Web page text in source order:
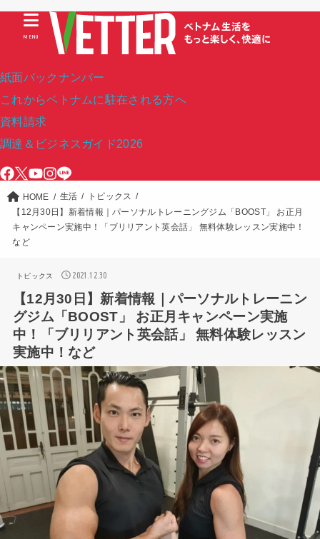
紙面バックナンバー
これからベトナムに駐在される方へ
資料請求
調達＆ビジネスガイド2026
MENU
HOME 生活
トピックス
【12月30日】新着情報｜パーソナルトレーニングジム「BOOST」 お正月
キャンペーン実施中！「ブリリアント英会話」 無料体験レッスン実施中！
など
トピックス 2021.12.30
【12月30日】新着情報｜パーソナルトレーニン
グジム「BOOST」 お正月キャンペーン実施
中！「ブリリアント英会話」 無料体験レッスン
実施中！など